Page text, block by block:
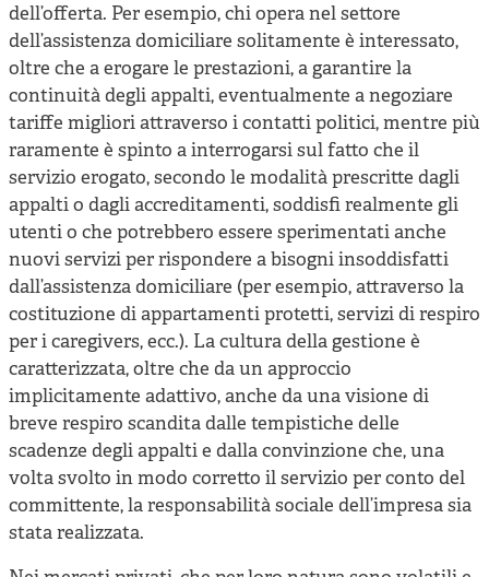
dell’offerta. Per esempio, chi opera nel settore
dell’assistenza domiciliare solitamente è interessato,
oltre che a erogare le prestazioni, a garantire la
continuità degli appalti, eventualmente a negoziare
tariffe migliori attraverso i contatti politici, mentre più
raramente è spinto a interrogarsi sul fatto che il
servizio erogato, secondo le modalità prescritte dagli
appalti o dagli accreditamenti, soddisfi realmente gli
utenti o che potrebbero essere sperimentati anche
nuovi servizi per rispondere a bisogni insoddisfatti
dall’assistenza domiciliare (per esempio, attraverso la
costituzione di appartamenti protetti, servizi di respiro
per i caregivers, ecc.). La cultura della gestione è
caratterizzata, oltre che da un approccio
implicitamente adattivo, anche da una visione di
breve respiro scandita dalle tempistiche delle
scadenze degli appalti e dalla convinzione che, una
volta svolto in modo corretto il servizio per conto del
committente, la responsabilità sociale dell’impresa sia
stata realizzata.